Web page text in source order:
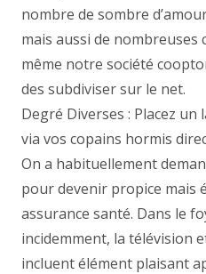
nombre de sombre
mais aussi de
même notre société
des subdiviser sur le net.
Degré Diverses : Placez
via vos copains hormis
On a habituellement
pour devenir propice mais
assurance santé. Dans le
incidemment, la télévision
incluent élément plaisant